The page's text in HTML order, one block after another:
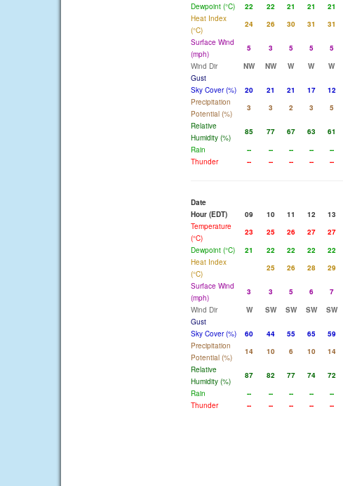
Dewpoint (°C)
22 22 21 21 21
Heat Index
(°C)
24 26 30 31 31
Surface Wind
(mph)
5 3 5 5 5
Wind Dir
NW NW W W W
Gust
Sky Cover (%)
20 21 21 17 12
Precipitation
Potential (%)
3 3 2 3 5
Relative
Humidity (%)
85 77 67 63 61
Rain
-- -- -- -- --
Thunder
-- -- -- -- --
Date
Hour (EDT)
09 10 11 12 13
Temperature
(°C)
23 25 26 27 27
Dewpoint (°C)
21 22 22 22 22
Heat Index
(°C)
25 26 28 29
Surface Wind
(mph)
3 3 5 6 7
Wind Dir
W SW SW SW SW
Gust
Sky Cover (%)
60 44 55 65 59
Precipitation
Potential (%)
14 10 6 10 14
Relative
Humidity (%)
87 82 77 74 72
Rain
-- -- -- -- --
Thunder
-- -- -- -- --